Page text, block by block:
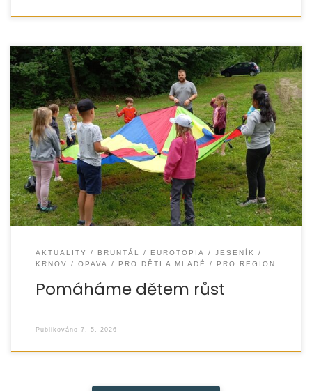
Dejte dětem šanci zažít léto, které si jejich rodiny nemohou
dovolit. Pomozte dětem zažít léto plné radosti, přátelství
a nových zážitků. […]
AKTUALITY BRUNTÁL EUROTOPIA
JESENÍK
KRNOV
OPAVA PRO DĚTI A MLADÉ PRO REGION
Pomáháme dětem růst
Publikováno 7. 5. 2026